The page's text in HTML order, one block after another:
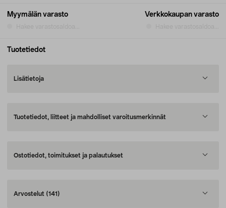
Myymälän varasto Verkkokaupan varasto
Tuotetiedot
Lisätietoja
Tuotetiedot, liitteet ja mahdolliset varoitusmerkinnät
Ostotiedot, toimitukset ja palautukset
Arvostelut (141)